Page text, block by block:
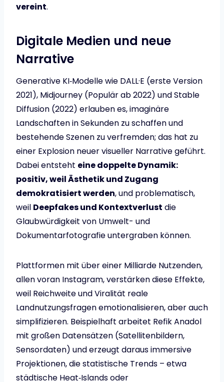
vereint.
Digitale Medien und neue
Narrative
Generative KI‑Modelle wie DALL·E (erste Version
2021), Midjourney (Populär ab 2022) und Stable
Diffusion (2022) erlauben es, imaginäre
Landschaften in Sekunden zu schaffen und
bestehende Szenen zu verfremden; das hat zu
einer Explosion neuer visueller Narrative geführt.
Dabei entsteht eine doppelte Dynamik:
positiv, weil Ästhetik und Zugang
demokratisiert werden, und problematisch,
weil Deepfakes und Kontextverlust die
Glaubwürdigkeit von Umwelt- und
Dokumentarfotografie untergraben können.
Plattformen mit über einer Milliarde Nutzenden,
allen voran Instagram, verstärken diese Effekte,
weil Reichweite und Viralität reale
Landnutzungsfragen emotionalisieren, aber auch
simplifizieren. Beispielhaft arbeitet Refik Anadol
mit großen Datensätzen (Satellitenbildern,
Sensordaten) und erzeugt daraus immersive
Projektionen, die statistische Trends – etwa
städtische Heat‑Islands oder